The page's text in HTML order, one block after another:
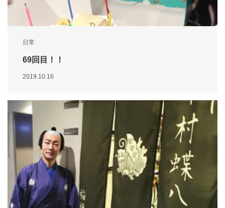
日常
69回目！！
2019.10.16